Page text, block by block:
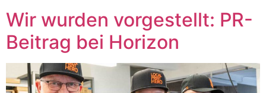
Wir wurden vorgestellt: PR-
Beitrag bei Horizon